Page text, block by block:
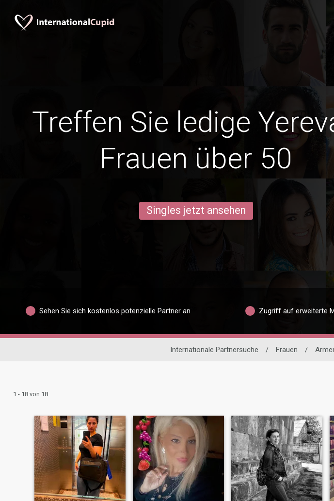
Treffen Sie ledige
Frauen über 50
Singles jetzt ansehen
Sehen Sie sich kostenlos potenzielle Partner an Zugriff auf erweiterte
Internationale Partnersuche / Frauen /
1 - 18 von 18